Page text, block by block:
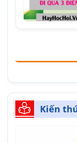
Kiến